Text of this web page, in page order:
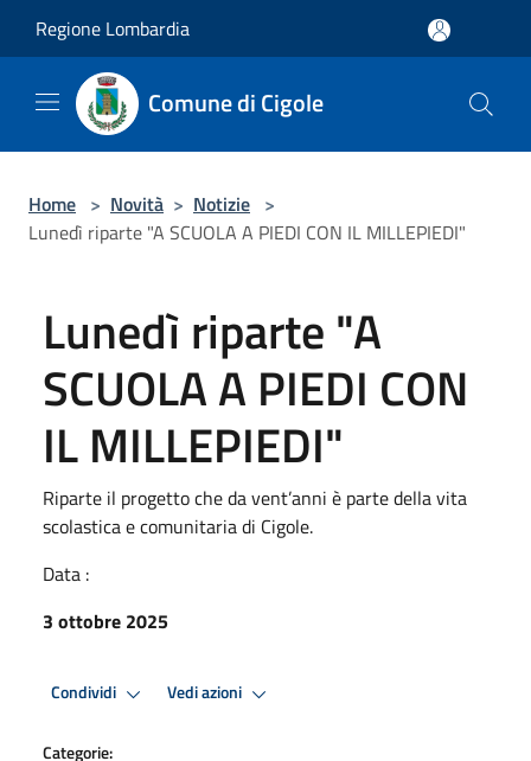
Regione Lombardia
Comune di Cigole
Home > Novità > Notizie >
Lunedì riparte "A SCUOLA A PIEDI CON IL MILLEPIEDI"
Lunedì riparte "A
SCUOLA A PIEDI CON
IL MILLEPIEDI"
Riparte il progetto che da vent’anni è parte della vita
scolastica e comunitaria di Cigole.
Data :
3 ottobre 2025
Condividi Vedi azioni
Categorie: